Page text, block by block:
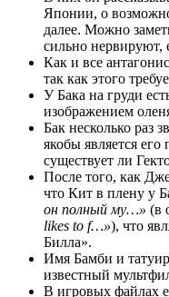
Японии, о
далее. Можно
сильно нервируют,
Как и все
так как этого
У Бака на груди
изображением
Бак несколько раз
якобы является
существует ли
После того, как
что Кит в плену у
он полный му…» (в
likes to f…»), что
Билла».
Имя Бамби и
известный
В игровых файлах